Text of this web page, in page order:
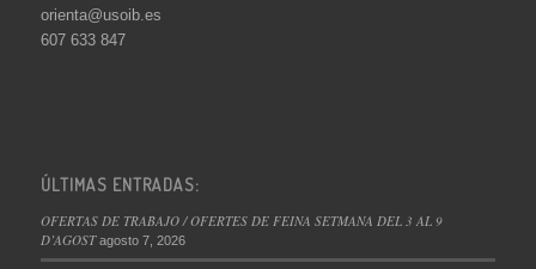
orienta@usoib.es
607 633 847
ÚLTIMAS ENTRADAS:
OFERTAS DE TRABAJO / OFERTES DE FEINA SETMANA DEL 3 AL 9
D’AGOST agosto 7, 2026